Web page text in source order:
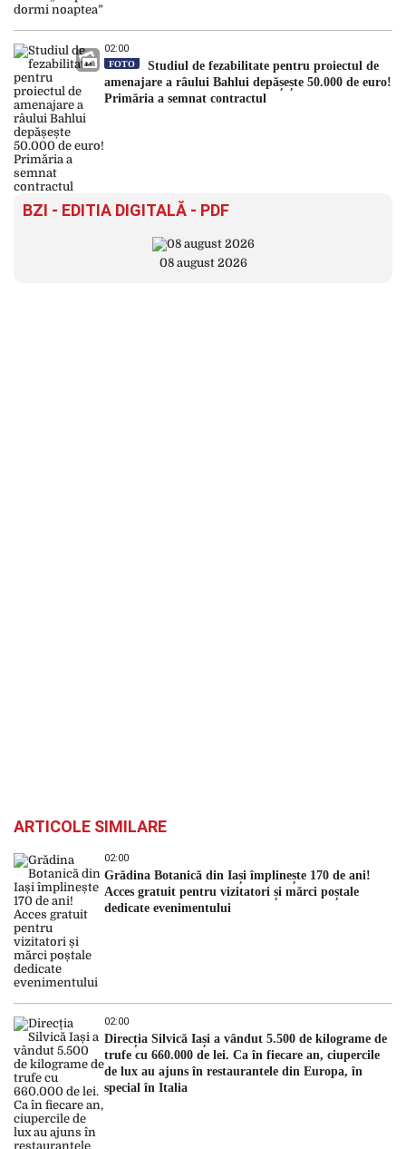
02:00
FOTO
Studiul de fezabilitate pentru proiectul de
amenajare a râului Bahlui depășește 50.000 de euro!
Primăria a semnat contractul
BZI - EDITIA DIGITALĂ - PDF
08 august 2026
ARTICOLE SIMILARE
02:00
Grădina Botanică din Iași împlinește 170 de ani!
Acces gratuit pentru vizitatori și mărci poștale
dedicate evenimentului
02:00
Direcția Silvică Iași a vândut 5.500 de kilograme de
trufe cu 660.000 de lei. Ca în fiecare an, ciupercile
de lux au ajuns în restaurantele din Europa, în
special în Italia